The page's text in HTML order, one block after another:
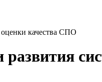
качества СПО
развития